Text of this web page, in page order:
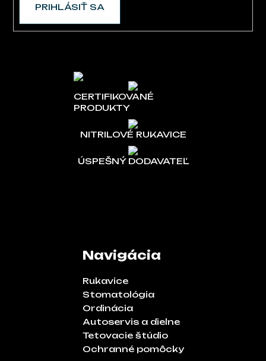
PRIHLÁSIŤ SA
CERTIFIKOVANÉ
PRODUKTY
NITRILOVÉ RUKAVICE
ÚSPEŠNÝ DODAVATEĽ
Navigácia
Rukavice
Stomatológia
Ordinácia
Autoservis a dielne
Tetovacie štúdio
Ochranné pomôcky